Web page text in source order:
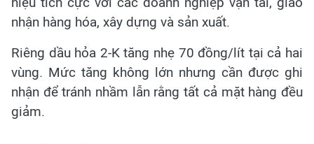
nhận hàng hóa, xây dựng và sản xuất.
Riêng dầu hỏa 2-K tăng nhẹ 70 đồng/lít tại cả hai
vùng. Mức tăng không lớn nhưng cần được ghi
nhận để tránh nhầm lẫn rằng tất cả mặt hàng đều
giảm.